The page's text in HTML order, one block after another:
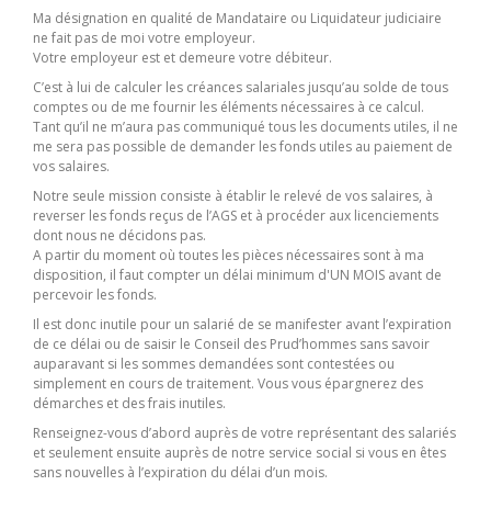
Ma désignation en qualité de Mandataire ou Liquidateur judiciaire
ne fait pas de moi votre employeur.
Votre employeur est et demeure votre débiteur.
C’est à lui de calculer les créances salariales jusqu’au solde de tous
comptes ou de me fournir les éléments nécessaires à ce calcul.
Tant qu’il ne m’aura pas communiqué tous les documents utiles, il ne
me sera pas possible de demander les fonds utiles au paiement de
vos salaires.
Notre seule mission consiste à établir le relevé de vos salaires, à
reverser les fonds reçus de l’AGS et à procéder aux licenciements
dont nous ne décidons pas.
A partir du moment où toutes les pièces nécessaires sont à ma
disposition, il faut compter un délai minimum d'UN MOIS avant de
percevoir les fonds.
Il est donc inutile pour un salarié de se manifester avant l’expiration
de ce délai ou de saisir le Conseil des Prud’hommes sans savoir
auparavant si les sommes demandées sont contestées ou
simplement en cours de traitement. Vous vous épargnerez des
démarches et des frais inutiles.
Renseignez-vous d’abord auprès de votre représentant des salariés
et seulement ensuite auprès de notre service social si vous en êtes
sans nouvelles à l’expiration du délai d’un mois.